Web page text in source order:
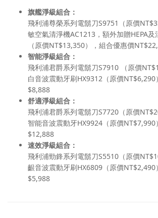
旗艦淨級組合 ：
飛利浦尊榮系列電鬍刀S9751（原價
敏空氣清淨機AC1213，額外加贈HEPA
（原價NT$13,350），組合優惠價
智能淨級組合 ：
飛利浦君爵系列電鬍刀S7910 （原價
白音波震動牙刷HX9312（原價
$8,888
舒適淨級組合 ：
飛利浦君爵系列電鬍刀S7720（原價
智能音波震動牙HX9924（原價
$12,888
速效淨級組合 ：
飛利浦勁鋒系列電鬍刀S5510（原價
齦音波震動牙刷HX6809（原價
$5,988